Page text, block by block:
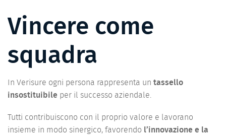
Vincere come
squadra
In Verisure ogni persona rappresenta un tassello
insostituibile per il successo aziendale.
Tutti contribuiscono con il proprio valore e lavorano
insieme in modo sinergico, favorendo l’innovazione e la